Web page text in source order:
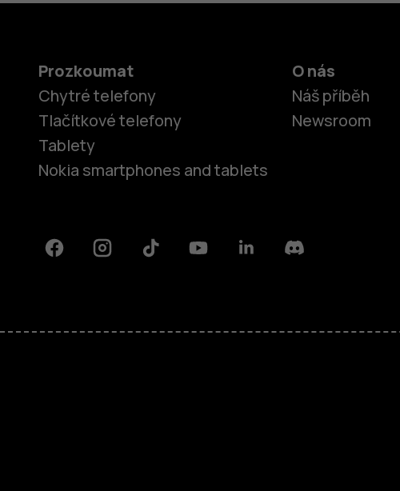
Prozkoumat
Chytré telefony
Tlačítkové telefony
Tablety
Nokia smartphones and tablets
O nás
Náš příběh
Newsroom
FacebookInstagramTiktok YoutubeLinkedinDiscord